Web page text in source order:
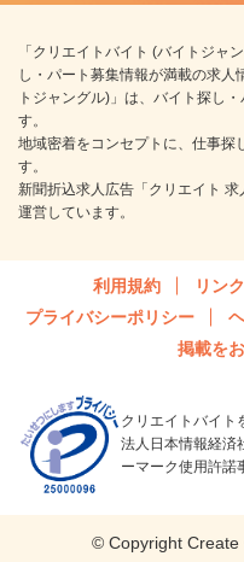
「クリエイトバイト (バイトジャ
し・パート募集情報が満載の求人
トジャングル)」は、バイト探し
す。
地域密着をコンセプトに、仕事探
す。
新聞折込求人広告「クリエイト
運営しています。
利用規約 リン
プライバシーポリシー
掲載を
クリエイトバイト
法人日本情報経済
ーマーク使用許諾
© Copyright Create